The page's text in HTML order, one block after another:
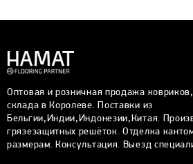
Оптовая и розничная продажа
склада в Королеве. Поставки из
Бельгии,Индии,Индонезии,Китая.
грязезащитных решёток. Отделка
размерам. Консультация. Выезд